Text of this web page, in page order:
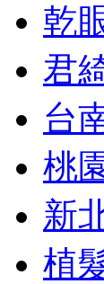
乾
君
台
桃
新
植